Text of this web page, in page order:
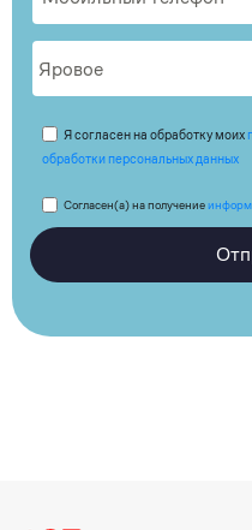
Я согласен на обработку моих
обработки персональных данных
Согласен(а) на получение